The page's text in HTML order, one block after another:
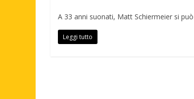
A 33 anni suonati, Matt Schiermeier si
Leggi tutto